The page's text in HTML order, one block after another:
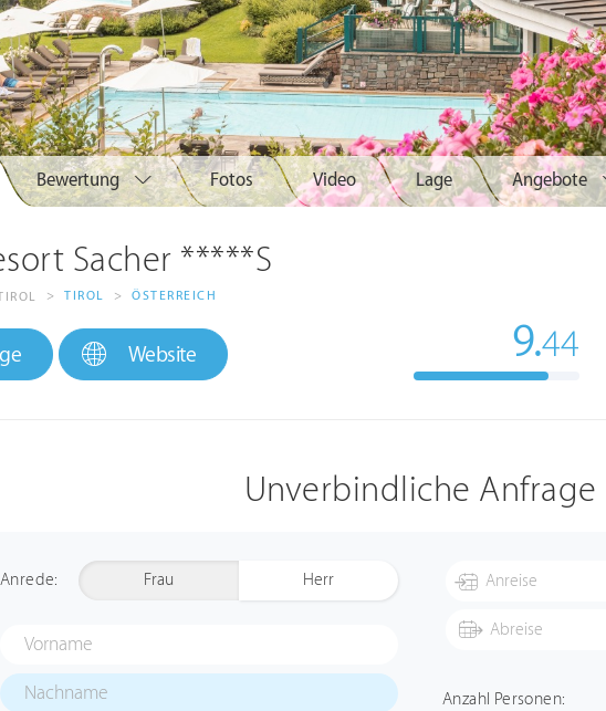
Bewertung Fotos Video Lage Angebote
Sacher *****S
> TIROL > ÖSTERREICH
Website 9.44
Unverbindliche Anfrage
Anrede: Frau Herr
Anzahl Personen: